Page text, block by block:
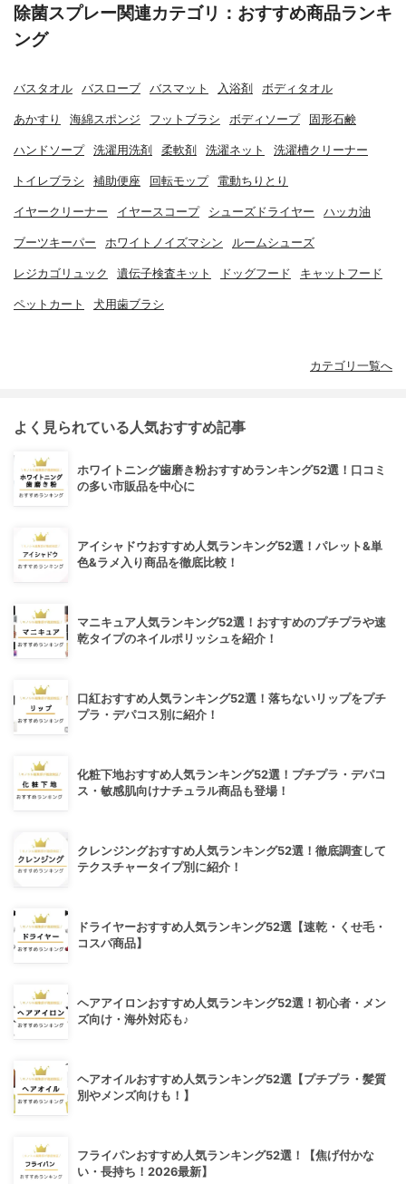
除菌スプレー関連カテゴリ：おすすめ商品ランキ
ング
バスタオル バスローブ バスマット 入浴剤 ボディタオル
あかすり 海綿スポンジ フットブラシ ボディソープ 固形石鹸
ハンドソープ 洗濯用洗剤 柔軟剤 洗濯ネット 洗濯槽クリーナー
トイレブラシ 補助便座 回転モップ 電動ちりとり
イヤークリーナー イヤースコープ シューズドライヤー ハッカ油
ブーツキーパー ホワイトノイズマシン ルームシューズ
レジカゴリュック 遺伝子検査キット ドッグフード キャットフード
ペットカート 犬用歯ブラシ
カテゴリ一覧へ
よく見られている人気おすすめ記事
ホワイトニング歯磨き粉おすすめランキング52選！口コミ
の多い市販品を中心に
アイシャドウおすすめ人気ランキング52選！パレット&単
色&ラメ入り商品を徹底比較！
マニキュア人気ランキング52選！おすすめのプチプラや速
乾タイプのネイルポリッシュを紹介！
口紅おすすめ人気ランキング52選！落ちないリップをプチ
プラ・デパコス別に紹介！
化粧下地おすすめ人気ランキング52選！プチプラ・デパコ
ス・敏感肌向けナチュラル商品も登場！
クレンジングおすすめ人気ランキング52選！徹底調査して
テクスチャータイプ別に紹介！
ドライヤーおすすめ人気ランキング52選【速乾・くせ毛・
コスパ商品】
ヘアアイロンおすすめ人気ランキング52選！初心者・メン
ズ向け・海外対応も♪
ヘアオイルおすすめ人気ランキング52選【プチプラ・髪質
別やメンズ向けも！】
フライパンおすすめ人気ランキング52選！【焦げ付かな
い・長持ち！2026最新】